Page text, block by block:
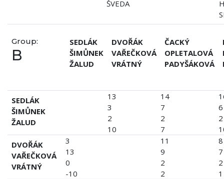
ŠVEDA
Group:
B
SEDLÁK
ŠIMŮNEK
ŽALUD
DVOŘÁK
VAŘEČKOVÁ
VRÁTNÝ
ČACKÝ
OPLETALOVÁ
PADYŠÁKOVÁ
SEDLÁK
ŠIMŮNEK
ŽALUD
13
3
2
10
14
7
2
7
6
2
DVOŘÁK
VAŘEČKOVÁ
VRÁTNÝ
3
13
0
-10
11
9
2
2
8
7
2
1